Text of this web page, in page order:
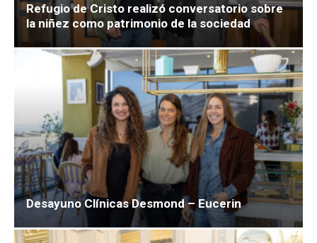
Refugio de Cristo realizó conversatorio sobre
la niñez como patrimonio de la sociedad
Desayuno Clínicas Desmond – Eucerin